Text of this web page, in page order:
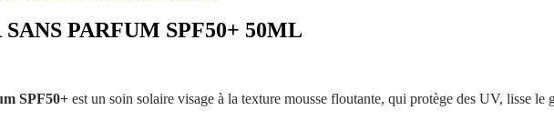
PARFUM SPF50+ 50ML
SPF50+ est un soin solaire visage à la texture mousse floutante, qui protège des UV, lisse